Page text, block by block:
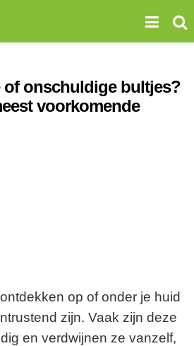
of onschuldige bultjes?
voorkomende
op of onder je huid
zijn. Vaak zijn deze
en verdwijnen ze vanzelf,